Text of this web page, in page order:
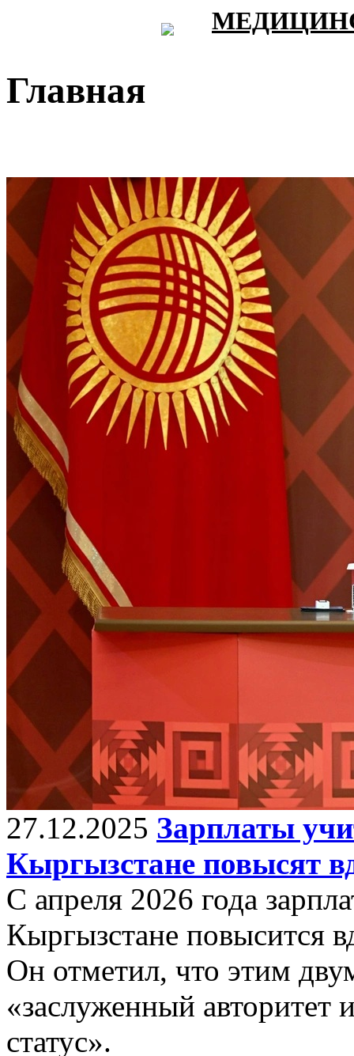
Главная
27.12.2025 Зарплаты
Кыргызстане повысят
С апреля 2026 года
Кыргызстане повысится
Он отметил, что этим
«заслуженный
статус».